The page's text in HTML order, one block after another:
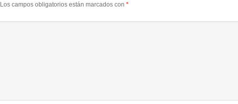
Los campos obligatorios están marcados con*